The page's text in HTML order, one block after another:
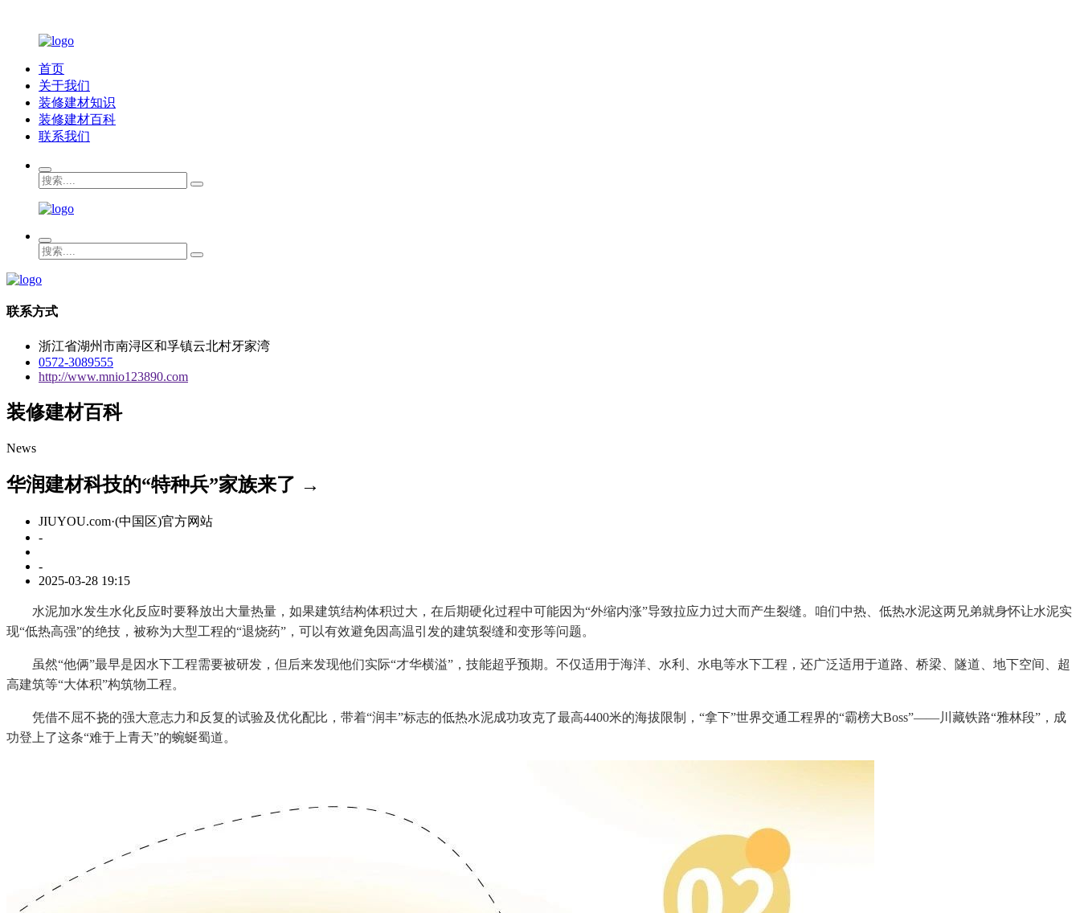
首页
关于我们
装修建材知识
装修建材百科
联系我们
联系方式
浙江省湖州市南浔区和孚镇云北村牙家湾
0572-3089555
http://www.mnio123890.com
装修建材百科
News
华润建材科技的“特种兵”家族来了 →
JIUYOU.com·(中国区)官方网站
-
-
2025-03-28 19:15
水泥加水发生水化反应时要释放出大量热量，如果建筑结构体积过大，在后期硬化过程中可能因为“外缩内涨”导致拉应力过大而产生裂缝。咱们中热、低热水泥这两兄弟就身怀让水泥实
现“低热高强”的绝技，被称为大型工程的“退烧药”，可以有效避免因高温引发的建筑裂缝和变形等问题。
虽然“他俩”最早是因水下工程需要被研发，但后来发现他们实际“才华横溢”，技能超乎预期。不仅适用于海洋、水利、水电等水下工程，还广泛适用于道路、桥梁、隧道、地下空间、超
高建筑等“大体积”构筑物工程。
凭借不屈不挠的强大意志力和反复的试验及优化配比，带着“润丰”标志的低热水泥成功攻克了最高4400米的海拔限制，“拿下”世界交通工程界的“霸榜大Boss”——川藏铁路“雅林段”，成
功登上了这条“难于上青天”的蜿蜒蜀道。